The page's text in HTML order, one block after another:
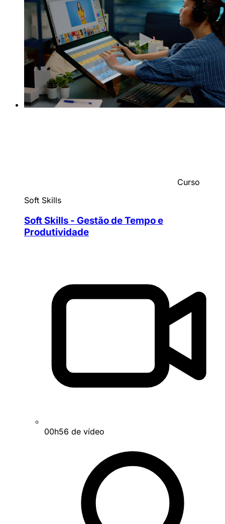
Curso
Soft Skills
Soft Skills - Gestão de Tempo e
Produtividade
00h56 de vídeo